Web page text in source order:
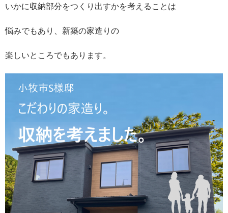
いかに収納部分をつくり出すかを考えることは
悩みでもあり、新築の家造りの
楽しいところでもあります。